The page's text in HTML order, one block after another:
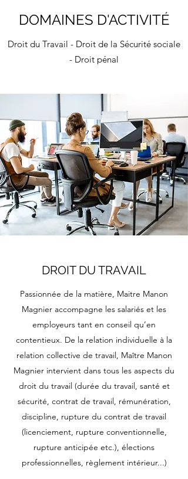
DOMAINES D'ACTIVITÉ
Droit du Travail - Droit de la Sécurité sociale
- Droit pénal
DROIT DU TRAVAIL
Passionnée de la matière, Maitre Manon
Magnier accompagne les salariés et les
employeurs tant en conseil qu’en
contentieux. De la relation individuelle à la
relation collective de travail, Maître Manon
Magnier intervient dans tous les aspects du
droit du travail (durée du travail, santé et
sécurité, contrat de travail, rémunération,
discipline, rupture du contrat de travail
(licenciement, rupture conventionnelle,
rupture anticipée etc.), élections
professionnelles, règlement intérieur...)